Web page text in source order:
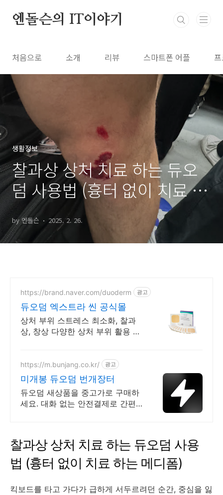
엔돌슨의 IT이야기
처음으로 소개 리뷰 스마트폰 어플
생활정보
찰과상 상처 치료 하는 듀오
덤 사용법 (흉터 없이 치료 하
는 메디폼)
by 엔돌슨 2025. 2. 26.
https://brand.naver.com/duoderm 광고
듀오덤 엑스트라 씬 공식몰
상처 부위 스트레스 최소화, 찰과
상, 창상 다양한 상처 부위 활용 가
https://m.bunjang.co.kr/ 광고
미개봉 듀오덤 번개장터
듀오덤 새상품을 중고가로 구매하
세요. 대화 없는 안전결제로 간편
찰과상 상처 치료 하는 듀오덤 사용
법 (흉터 없이 치료 하는 메디폼)
킥보드를 타고 가다가 급하게 서두르려던 순간, 중심을 잃